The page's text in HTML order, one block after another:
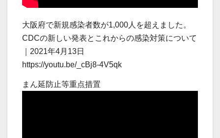
大阪府で新規感染者数が1,000人を超えました。
CDCの新しい発表とこれからの感染対策について
｜2021年4月13日
https://youtu.be/_cBj8-4V5qk
まん延防止等重点措置